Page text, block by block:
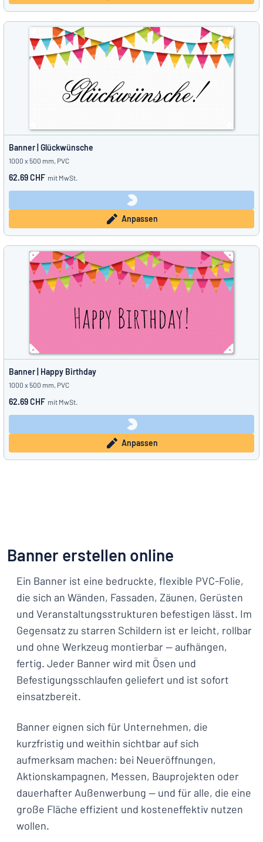
Banner | Glückwünsche
1000 x 500 mm, PVC
62.69 CHF mit MwSt.
Anpassen
Banner | Happy Birthday
1000 x 500 mm, PVC
62.69 CHF mit MwSt.
Anpassen
Banner erstellen online
Ein Banner ist eine bedruckte, flexible PVC-Folie,
die sich an Wänden, Fassaden, Zäunen, Gerüsten
und Veranstaltungsstrukturen befestigen lässt. Im
Gegensatz zu starren Schildern ist er leicht, rollbar
und ohne Werkzeug montierbar — aufhängen,
fertig. Jeder Banner wird mit Ösen und
Befestigungsschlaufen geliefert und ist sofort
einsatzbereit.
Banner eignen sich für Unternehmen, die
kurzfristig und weithin sichtbar auf sich
aufmerksam machen: bei Neueröffnungen,
Aktionskampagnen, Messen, Bauprojekten oder
dauerhafter Außenwerbung — und für alle, die eine
große Fläche effizient und kosteneffektiv nutzen
wollen.